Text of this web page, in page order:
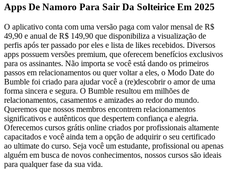
Apps De Namoro Para Sair Da Solteirice Em 2025
O aplicativo conta com uma versão paga com valor mensal de R$
49,90 e anual de R$ 149,90 que disponibiliza a visualização de
perfis após ter passado por eles e lista de likes recebidos. Diversos
apps possuem versões premium, que oferecem benefícios exclusivos
para os assinantes. Não importa se você está dando os primeiros
passos em relacionamentos ou quer voltar a eles, o Modo Date do
Bumble foi criado para ajudar você a (re)descobrir o amor de uma
forma sincera e segura. O Bumble resultou em milhões de
relacionamentos, casamentos e amizades ao redor do mundo.
Queremos que nossos membros encontrem relacionamentos
significativos e autênticos que despertem confiança e alegria.
Oferecemos cursos grátis online criados por profissionais altamente
capacitados e você ainda tem a opção de adquirir o seu certificado
ao ultimate do curso. Seja você um estudante, profissional ou apenas
alguém em busca de novos conhecimentos, nossos cursos são ideais
para qualquer fase da sua vida.